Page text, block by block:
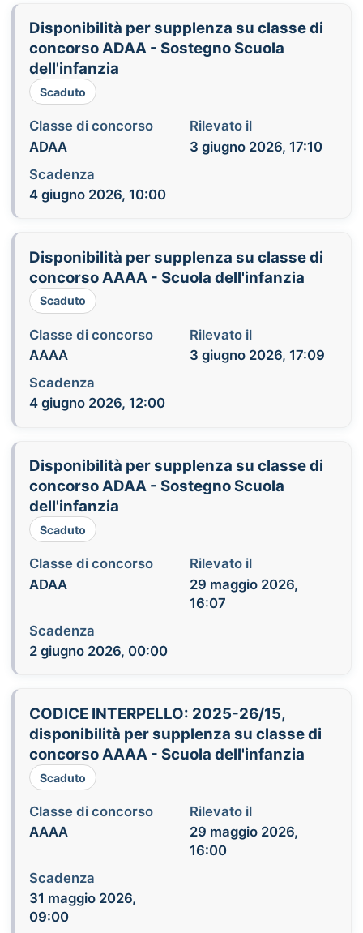
Disponibilità per supplenza su classe di
concorso ADAA - Sostegno Scuola
dell'infanzia
Scaduto
Classe di concorso
ADAA
Rilevato il
3 giugno 2026, 17:10
Scadenza
4 giugno 2026, 10:00
Disponibilità per supplenza su classe di
concorso AAAA - Scuola dell'infanzia
Scaduto
Classe di concorso
AAAA
Rilevato il
3 giugno 2026, 17:09
Scadenza
4 giugno 2026, 12:00
Disponibilità per supplenza su classe di
concorso ADAA - Sostegno Scuola
dell'infanzia
Scaduto
Classe di concorso
ADAA
Rilevato il
29 maggio 2026,
16:07
Scadenza
2 giugno 2026, 00:00
CODICE INTERPELLO: 2025-26/15,
disponibilità per supplenza su classe di
concorso AAAA - Scuola dell'infanzia
Scaduto
Classe di concorso
AAAA
Rilevato il
29 maggio 2026,
16:00
Scadenza
31 maggio 2026,
09:00